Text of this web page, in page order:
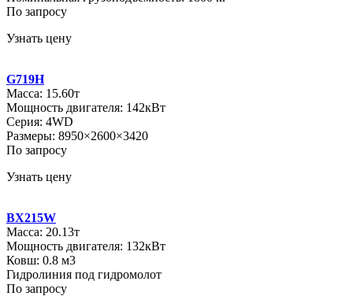
По запросу
Узнать цену
G719H
Масса: 15.60т
Мощность двигателя: 142кВт
Серия: 4WD
Размеры: 8950×2600×3420
По запросу
Узнать цену
BX215W
Масса: 20.13т
Мощность двигателя: 132кВт
Ковш: 0.8 м3
Гидролиния под гидромолот
По запросу